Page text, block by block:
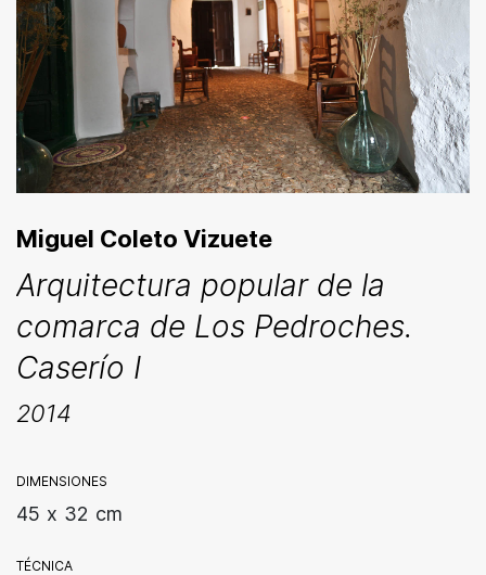
Miguel Coleto Vizuete
Arquitectura popular de la
comarca de Los Pedroches.
Caserío I
2014
DIMENSIONES
45 x 32 cm
TÉCNICA